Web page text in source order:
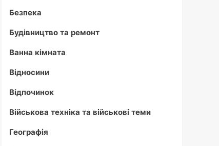
Безпека
Будівництво та ремонт
Ванна кімната
Відносини
Відпочинок
Військова техніка та військові теми
Географія